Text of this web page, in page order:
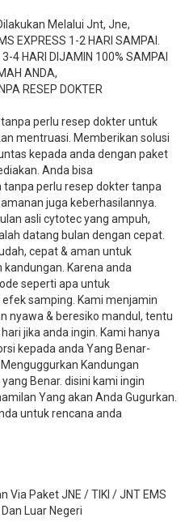
Melalui Jnt, Jne,
EXPRESS 1-2 HARI SAMPAI.
3-4 HARI DIJAMIN 100% SAMPAI
ANDA,
RESEP DOKTER
perlu resep dokter untuk
mentruasi. Memberikan solusi
kepada anda dengan paket
Anda bisa
perlu resep dokter tanpa
juga keberhasilannya.
asli cytotec yang ampuh,
datang bulan dengan cepat.
cepat & aman untuk
Karena anda
seperti apa untuk
samping. Kami menjamin
nyawa & beresiko mandul, tentu
jika anda ingin. Kami hanya
kepada anda Yang Benar-
Kandungan
Benar. disini kami ingin
Yang akan Anda Gugurkan.
untuk rencana anda
Via Paket JNE / TIKI / JNT EMS
Luar Negeri